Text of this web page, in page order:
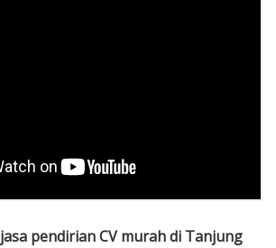
jasa pendirian CV murah di Tanjung